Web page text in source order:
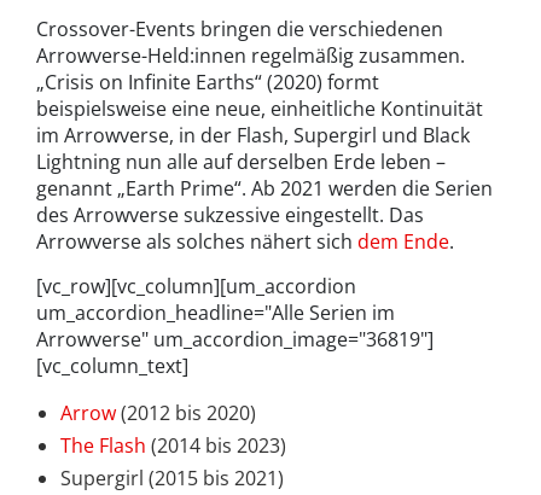
Crossover-Events bringen die verschiedenen
Arrowverse-Held:innen regelmäßig zusammen.
„Crisis on Infinite Earths“ (2020) formt
beispielsweise eine neue, einheitliche Kontinuität
im Arrowverse, in der Flash, Supergirl und Black
Lightning nun alle auf derselben Erde leben –
genannt „Earth Prime“. Ab 2021 werden die Serien
des Arrowverse sukzessive eingestellt. Das
Arrowverse als solches nähert sich dem Ende.
[vc_row][vc_column][um_accordion
um_accordion_headline="Alle Serien im
Arrowverse" um_accordion_image="36819"]
[vc_column_text]
Arrow(2012 bis 2020)
The Flash (2014 bis 2023)
Supergirl (2015 bis 2021)